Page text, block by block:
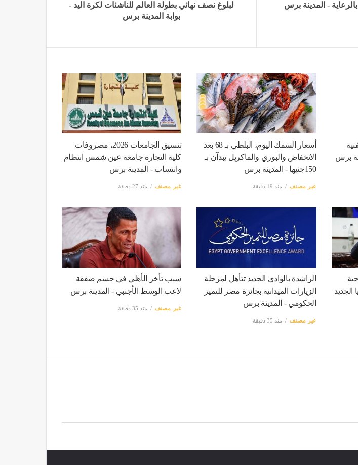
- المدينة برس
لبلوغ نصف نهائي بطولة العالم للناشئات لكرة اليد -
بوابة المدينة برس
أسعار السمك اليوم، البلطي بـ 68 بعد
الانخفاض والبوري والماكريل يبدآن بـ
150جنيها - المدينة برس
غير مصنف منذ 19 دقيقة
تنسيق الجامعات 2026، مصروفات
كلية التجارة جامعة عين شمس انتظام
وانتساب - المدينة برس
غير مصنف منذ 27 دقيقة
الجديد
الراشدة بالوادي الجديد تتأهل لمرحلة
الزيارات الميدانية بجائزة مصر للتميز
الحكومي - المدينة برس
غير مصنف منذ 35 دقيقة
سبب تأخر الأهلي في حسم صفقة
لاعب الوسط الأجنبي - المدينة برس
غير مصنف منذ 35 دقيقة